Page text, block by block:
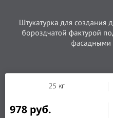
Штукатурка для создания
бороздчатой фактурой
фасадными
25 кг
978 руб.